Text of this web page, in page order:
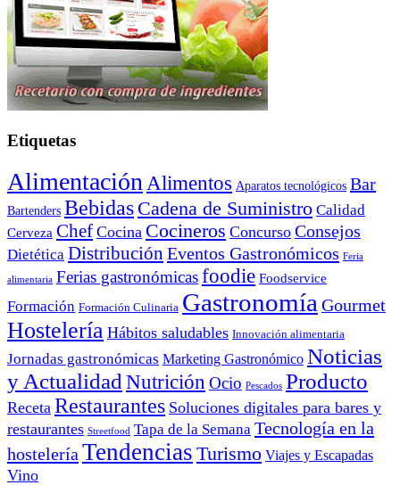
Etiquetas
Alimentación Alimentos Aparatos tecnológicos Bar
Bartenders Bebidas Cadena de Suministro Calidad
Cerveza Chef Cocina Cocineros Concurso Consejos
Dietética Distribución Eventos Gastronómicos Feria
alimentaria Ferias gastronómicasfoodie Foodservice
Formación Formación Culinaria Gastronomía Gourmet
Hostelería Hábitos saludables Innovación alimentaria
Jornadas gastronómicas Marketing Gastronómico Noticias
y Actualidad Nutrición Ocio Pescados Producto
Receta Restaurantes Soluciones digitales para bares y
restaurantes Streetfood Tapa de la Semana Tecnología en la
hostelería Tendencias Turismo Viajes y Escapadas
Vino